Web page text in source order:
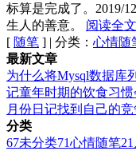
标算是完成了。2019/
生人的善意。 阅读全文
[ 随笔 ] | 分类： 心情随
最新文章
为什么将Mysql数据库
记童年时期的饮食习
月份日记找到自己的竞
分类
67未分类71心情随笔21